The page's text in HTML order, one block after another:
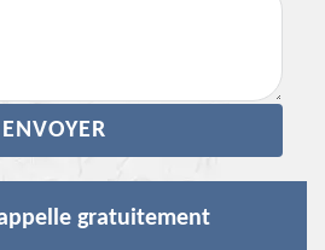
gratuitement